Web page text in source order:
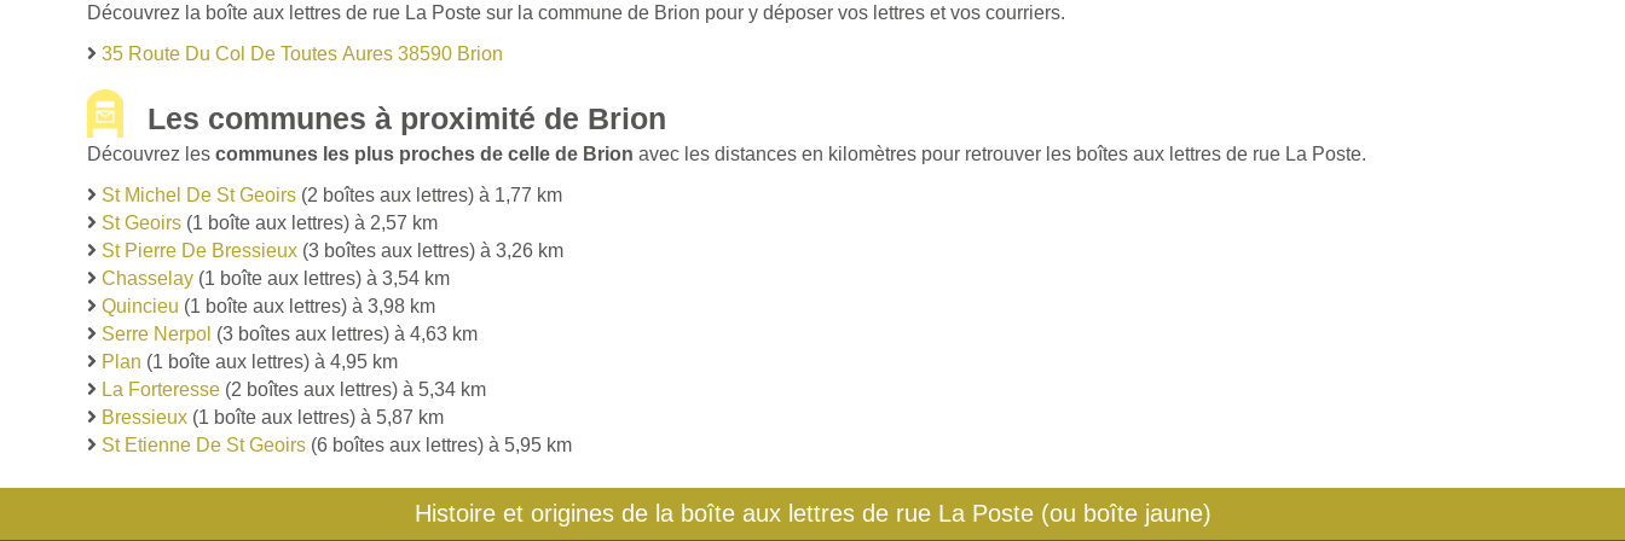
Découvrez la boîte aux lettres de rue La Poste sur la commune de Brion pour y déposer vos lettres et vos courriers.
35 Route Du Col De Toutes Aures 38590 Brion
Les communes à proximité de Brion
Découvrez les communes les plus proches de celle de Brion avec les distances en kilomètres pour retrouver les boîtes aux lettres de rue La Poste.
St Michel De St Geoirs (2 boîtes aux lettres) à 1,77 km
St Geoirs (1 boîte aux lettres) à 2,57 km
St Pierre De Bressieux (3 boîtes aux lettres) à 3,26 km
Chasselay (1 boîte aux lettres) à 3,54 km
Quincieu (1 boîte aux lettres) à 3,98 km
Serre Nerpol (3 boîtes aux lettres) à 4,63 km
Plan (1 boîte aux lettres) à 4,95 km
La Forteresse (2 boîtes aux lettres) à 5,34 km
Bressieux (1 boîte aux lettres) à 5,87 km
St Etienne De St Geoirs (6 boîtes aux lettres) à 5,95 km
Histoire et origines de la boîte aux lettres de rue La Poste (ou boîte jaune)